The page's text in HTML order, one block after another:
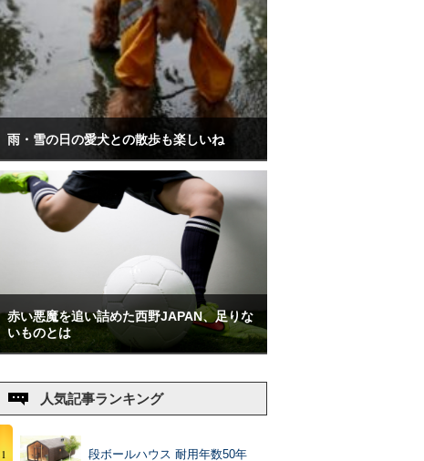
雨・雪の日の愛犬との散歩も楽しいね
赤い悪魔を追い詰めた西野JAPAN、足りな
いものとは
人気記事ランキング
1 段ボールハウス 耐用年数50年